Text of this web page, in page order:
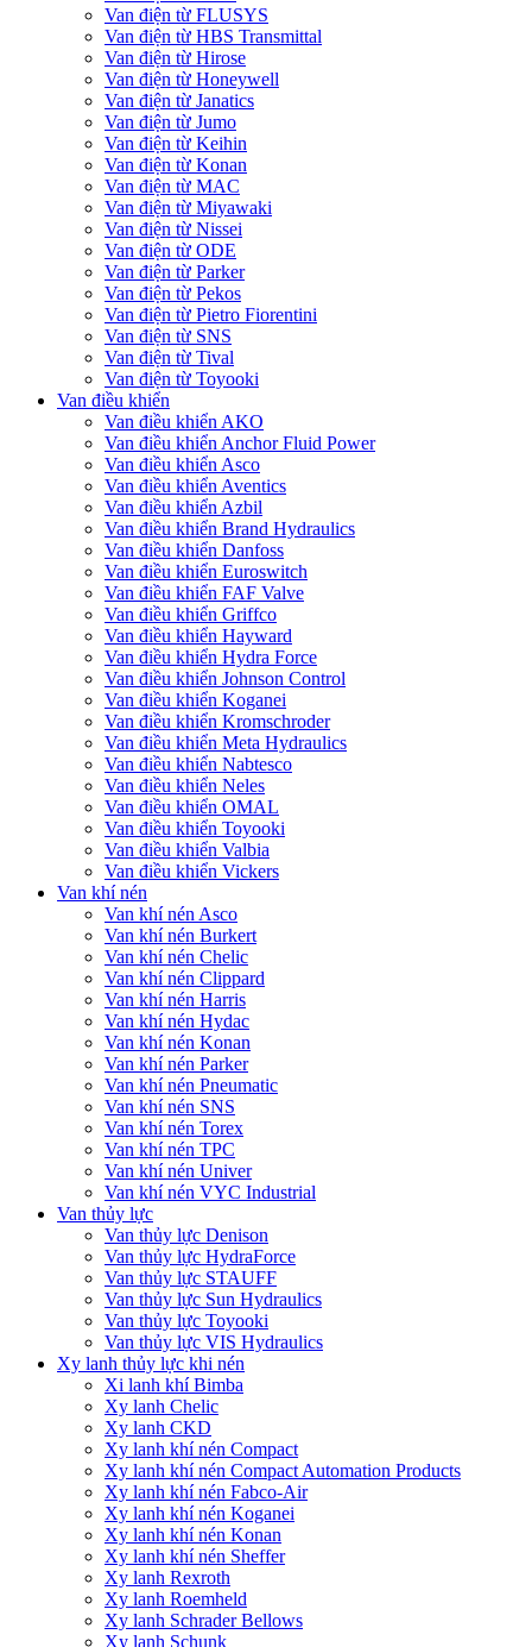
Van điện từ FLUSYS
Van điện từ HBS Transmittal
Van điện từ Hirose
Van điện từ Honeywell
Van điện từ Janatics
Van điện từ Jumo
Van điện từ Keihin
Van điện từ Konan
Van điện từ MAC
Van điện từ Miyawaki
Van điện từ Nissei
Van điện từ ODE
Van điện từ Parker
Van điện từ Pekos
Van điện từ Pietro Fiorentini
Van điện từ SNS
Van điện từ Tival
Van điện từ Toyooki
Van điều khiển
Van điều khiển AKO
Van điều khiển Anchor Fluid Power
Van điều khiển Asco
Van điều khiển Aventics
Van điều khiển Azbil
Van điều khiển Brand Hydraulics
Van điều khiển Danfoss
Van điều khiển Euroswitch
Van điều khiển FAF Valve
Van điều khiển Griffco
Van điều khiển Hayward
Van điều khiển Hydra Force
Van điều khiển Johnson Control
Van điều khiển Koganei
Van điều khiển Kromschroder
Van điều khiển Meta Hydraulics
Van điều khiển Nabtesco
Van điều khiển Neles
Van điều khiển OMAL
Van điều khiển Toyooki
Van điều khiển Valbia
Van điều khiển Vickers
Van khí nén
Van khí nén Asco
Van khí nén Burkert
Van khí nén Chelic
Van khí nén Clippard
Van khí nén Harris
Van khí nén Hydac
Van khí nén Konan
Van khí nén Parker
Van khí nén Pneumatic
Van khí nén SNS
Van khí nén Torex
Van khí nén TPC
Van khí nén Univer
Van khí nén VYC Industrial
Van thủy lực
Van thủy lực Denison
Van thủy lực HydraForce
Van thủy lực STAUFF
Van thủy lực Sun Hydraulics
Van thủy lực Toyooki
Van thủy lực VIS Hydraulics
Xy lanh thủy lực khi nén
Xi lanh khí Bimba
Xy lanh Chelic
Xy lanh CKD
Xy lanh khí nén Compact
Xy lanh khí nén Compact Automation Products
Xy lanh khí nén Fabco-Air
Xy lanh khí nén Koganei
Xy lanh khí nén Konan
Xy lanh khí nén Sheffer
Xy lanh Rexroth
Xy lanh Roemheld
Xy lanh Schrader Bellows
Xy lanh Schunk